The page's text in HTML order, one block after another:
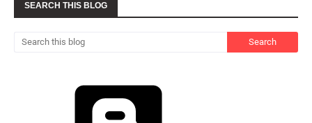
SEARCH THIS BLOG